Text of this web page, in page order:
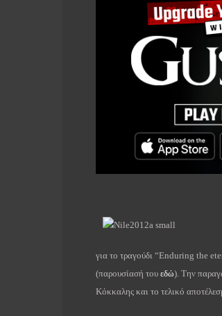
για το τραγούδι “Enduring the
(παρουσίασή του εδώ). Την
Κόκκαλης και το τελικό